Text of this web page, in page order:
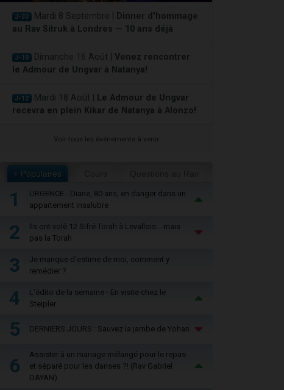
J-33 Mardi 8 Septembre |
Dinner d'hommage
au Rav Sitruk à Londres — 10 ans déjà
J-10 Dimanche 16 Août | Venez rencontrer
le Admour de Ungvar à Natanya!
J-12 Mardi 18 Août |
Le Admour de Ungvar
recevra en plein Kikar de Natanya à Alonzo!
Voir tous les événements à venir
+ Populaires
1
URGENCE - Diane, 80 ans, en danger dans un
appartement insalubre
2
Ils ont volé 12 Sifré Torah à Levallois… mais
pas la Torah
3
Je manque d'estime de moi, comment y
remédier ?
4
L'édito de la semaine - En visite chez le
Steipler
5 DERNIERS JOURS : Sauvez la jambe de Yohan
6
Assister à un mariage mélangé pour le repas
et séparé pour les danses ?! (Rav Gabriel
DAYAN)